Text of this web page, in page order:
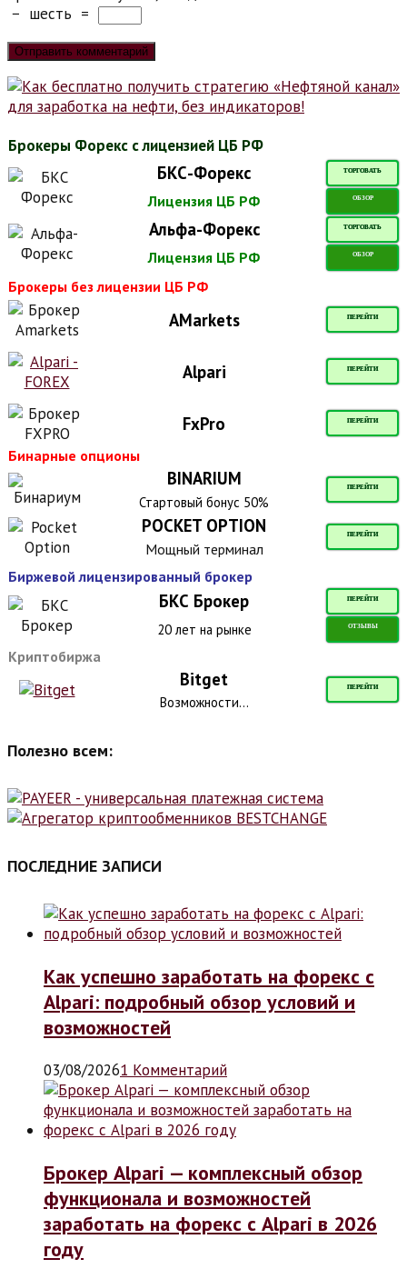
− шесть =
Брокеры Форекс с лицензией ЦБ РФ
БКС-Форекс ТОРГОВАТЬ
Лицензия ЦБ РФ ОБЗОР
Альфа-Форекс ТОРГОВАТЬ
Лицензия ЦБ РФ ОБЗОР
Брокеры без лицензии ЦБ РФ
AMarkets ПЕРЕЙТИ
Alpari ПЕРЕЙТИ
FxPro ПЕРЕЙТИ
Бинарные опционы
BINARIUM ПЕРЕЙТИ
Стартовый бонус 50%
POCKET OPTION ПЕРЕЙТИ
Мощный терминал
Биржевой лицензированный брокер
БКС Брокер ПЕРЕЙТИ
20 лет на рынке ОТЗЫВЫ
Криптобиржа
Bitget ПЕРЕЙТИ
Возможности...
Полезно всем:
ПОСЛЕДНИЕ ЗАПИСИ
Как успешно заработать на форекс с
Alpari: подробный обзор условий и
возможностей
03/08/20261 Комментарий
Брокер Alpari — комплексный обзор
функционала и возможностей
заработать на форекс с Alpari в 2026
году